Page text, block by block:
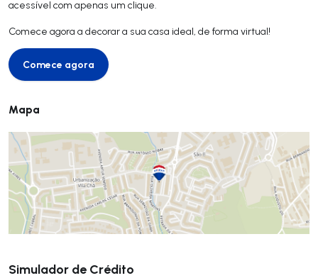
acessível com apenas um clique.
Comece agora a decorar a sua casa ideal, de forma virtual!
Comece agora
Comece agora
Mapa
Simulador de Crédito
Submeter